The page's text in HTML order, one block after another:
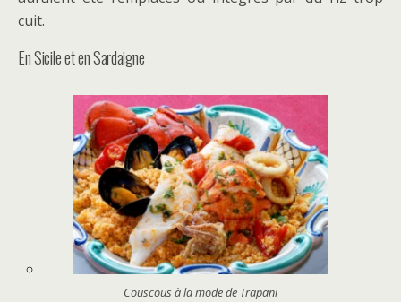
cuit.
En Sicile et en Sardaigne
Couscous à la mode de Trapani